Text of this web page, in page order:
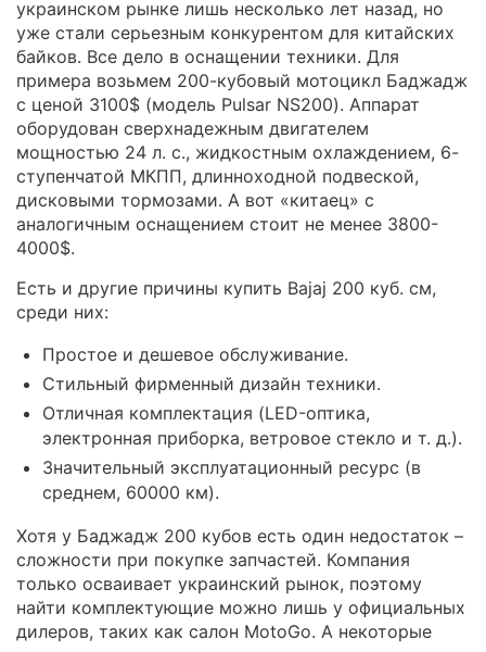
украинском рынке лишь несколько лет назад, но
уже стали серьезным конкурентом для китайских
байков. Все дело в оснащении техники. Для
примера возьмем 200-кубовый мотоцикл Баджадж
с ценой 3100$ (модель Pulsar NS200). Аппарат
оборудован сверхнадежным двигателем
мощностью 24 л. с., жидкостным охлаждением, 6-
ступенчатой МКПП, длинноходной подвеской,
дисковыми тормозами. А вот «китаец» с
аналогичным оснащением стоит не менее 3800-
4000$.
Есть и другие причины купить Bajaj 200 куб. см,
среди них:
Простое и дешевое обслуживание.
Стильный фирменный дизайн техники.
Отличная комплектация (LED-оптика,
электронная приборка, ветровое стекло и т. д.).
Значительный эксплуатационный ресурс (в
среднем, 60000 км).
Хотя у Баджадж 200 кубов есть один недостаток –
сложности при покупке запчастей. Компания
только осваивает украинский рынок, поэтому
найти комплектующие можно лишь у официальных
дилеров, таких как салон MotoGo. А некоторые